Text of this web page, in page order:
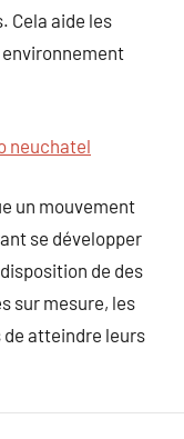
Cela aide les
environnement
neuchatel
un mouvement
se développer
de des
sur mesure, les
atteindre leurs